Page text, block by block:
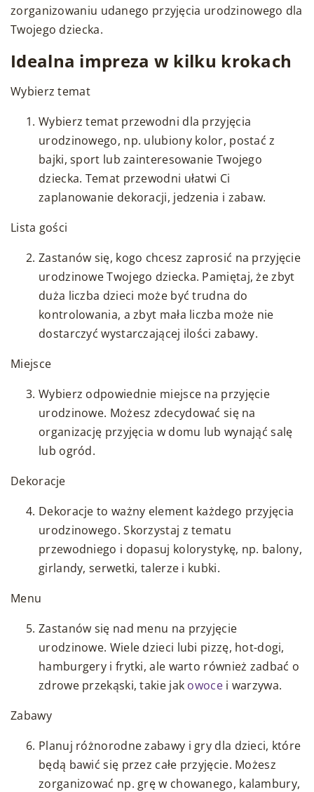
zorganizowaniu udanego przyjęcia urodzinowego dla
Twojego dziecka.
Idealna impreza w kilku krokach
Wybierz temat
Wybierz temat przewodni dla przyjęcia
urodzinowego, np. ulubiony kolor, postać z
bajki, sport lub zainteresowanie Twojego
dziecka. Temat przewodni ułatwi Ci
zaplanowanie dekoracji, jedzenia i zabaw.
Lista gości
Zastanów się, kogo chcesz zaprosić na przyjęcie
urodzinowe Twojego dziecka. Pamiętaj, że zbyt
duża liczba dzieci może być trudna do
kontrolowania, a zbyt mała liczba może nie
dostarczyć wystarczającej ilości zabawy.
Miejsce
Wybierz odpowiednie miejsce na przyjęcie
urodzinowe. Możesz zdecydować się na
organizację przyjęcia w domu lub wynająć salę
lub ogród.
Dekoracje
Dekoracje to ważny element każdego przyjęcia
urodzinowego. Skorzystaj z tematu
przewodniego i dopasuj kolorystykę, np. balony,
girlandy, serwetki, talerze i kubki.
Menu
Zastanów się nad menu na przyjęcie
urodzinowe. Wiele dzieci lubi pizzę, hot-dogi,
hamburgery i frytki, ale warto również zadbać o
zdrowe przekąski, takie jak owocei warzywa.
Zabawy
Planuj różnorodne zabawy i gry dla dzieci, które
będą bawić się przez całe przyjęcie. Możesz
zorganizować np. grę w chowanego, kalambury,